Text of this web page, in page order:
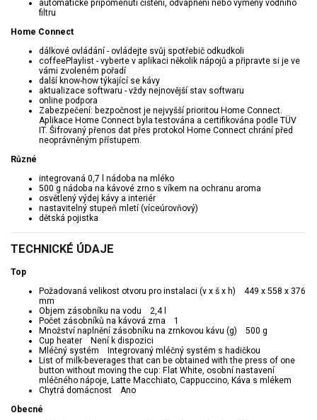
automatické připomenutí čištění, odvápnění nebo výměny vodního
filtru
Home Connect
dálkové ovládání - ovládejte svůj spotřebič odkudkoli
coffeePlaylist - vyberte v aplikaci několik nápojů a připravte si je ve
vámi zvoleném pořadí
další know-how týkající se kávy
aktualizace softwaru - vždy nejnovější stav softwaru
online podpora
Zabezpečení: bezpočnost je nejvyšší prioritou Home Connect.
Aplikace Home Connect byla testována a certifikována podle TÜV
IT. Šifrovaný přenos dat přes protokol Home Connect chrání před
neoprávněným přístupem.
Různé
integrovaná 0,7 l nádoba na mléko
500 g nádoba na kávové zrno s víkem na ochranu aroma
osvětlený výdej kávy a interiér
nastavitelný stupeň mletí (víceúrovňový)
dětská pojistka
TECHNICKÉ ÚDAJE
Top
Požadovaná velikost otvoru pro instalaci (v x š x h) 449 x 558 x 376
mm
Objem zásobníku na vodu 2,4 l
Počet zásobníků na kávová zrna 1
Množství naplnění zásobníku na zrnkovou kávu (g) 500 g
Cup heater Není k dispozici
Mléčný systém Integrovaný mléčný systém s hadičkou
List of milk-beverages that can be obtained with the press of one
button without moving the cup: Flat White, osobní nastavení
mléčného nápoje, Latte Macchiato, Cappuccino, Káva s mlékem
Chytrá domácnost Ano
Obecné